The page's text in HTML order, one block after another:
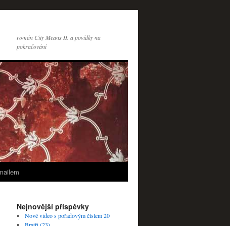
román City Means II. a povídky na
pokračování
Nejnovější příspěvky
Nové video s pořadovým číslem 20